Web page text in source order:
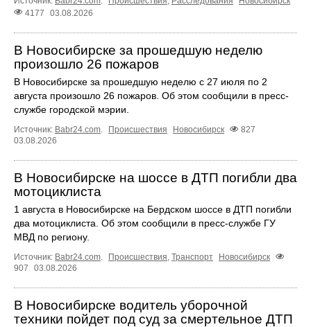
4177
03.08.2026
В Новосибирске за прошедшую неделю
произошло 26 пожаров
В Новосибирске за прошедшую неделю с 27 июля по 2
августа произошло 26 пожаров. Об этом сообщили в пресс-
службе городской мэрии.
Источник: Babr24.com Происшествия Новосибирск
827
03.08.2026
В Новосибирске на шоссе в ДТП погибли два
мотоциклиста
1 августа в Новосибирске на Бердском шоссе в ДТП погибли
два мотоциклиста. Об этом сообщили в пресс-службе ГУ
МВД по региону.
Источник: Babr24.com Происшествия Транспорт
Новосибирск
907
03.08.2026
В Новосибирске водитель уборочной
техники пойдет под суд за смертельное ДТП